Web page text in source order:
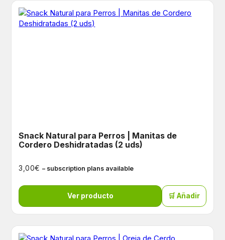
Snack Natural para Perros | Manitas de
Cordero Deshidratadas (2 uds)
3,00€ – subscription plans available
Ver producto 🛒 Añadir